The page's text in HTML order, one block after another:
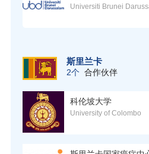
Universiti Brunei
斯里兰卡
2个 合作伙伴
科伦坡大学
University of Colombo